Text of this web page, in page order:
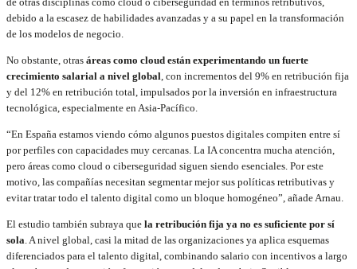
debido a la escasez de habilidades avanzadas y a su papel en la transformación
de los modelos de negocio.
No obstante, otras áreas como cloud están experimentando un fuerte
crecimiento salarial a nivel global , con incrementos del 9% en retribución fija
y del 12% en retribución total, impulsados por la inversión en infraestructura
tecnológica, especialmente en Asia-Pacífico.
“En España estamos viendo cómo algunos puestos digitales compiten entre sí
por perfiles con capacidades muy cercanas. La IA concentra mucha atención,
pero áreas como cloud o ciberseguridad siguen siendo esenciales. Por este
motivo, las compañías necesitan segmentar mejor sus políticas retributivas y
evitar tratar todo el talento digital como un bloque homogéneo”, añade Arnau.
El estudio también subraya que la retribución fija ya no es suficiente por sí
sola . A nivel global, casi la mitad de las organizaciones ya aplica esquemas
diferenciados para el talento digital, combinando salario con incentivos a largo